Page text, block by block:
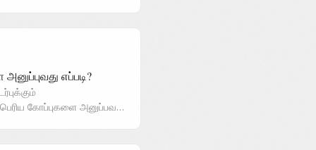
எப்படி?
கோப்புகளை அனுப்பவ…